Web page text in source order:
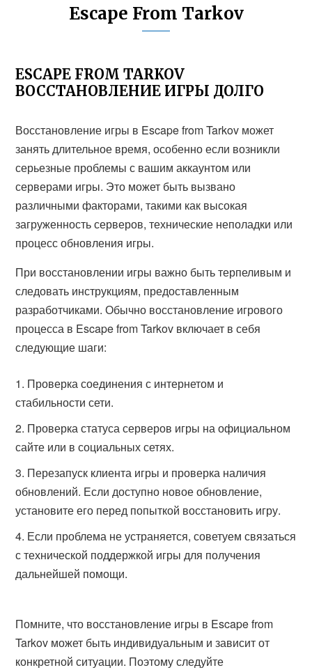
Escape From Tarkov
ESCAPE FROM TARKOV
ВОССТАНОВЛЕНИЕ ИГРЫ ДОЛГО
Восстановление игры в Escape from Tarkov может
занять длительное время, особенно если возникли
серьезные проблемы с вашим аккаунтом или
серверами игры. Это может быть вызвано
различными факторами, такими как высокая
загруженность серверов, технические неполадки или
процесс обновления игры.
При восстановлении игры важно быть терпеливым и
следовать инструкциям, предоставленным
разработчиками. Обычно восстановление игрового
процесса в Escape from Tarkov включает в себя
следующие шаги:
Проверка соединения с интернетом и
стабильности сети.
Проверка статуса серверов игры на официальном
сайте или в социальных сетях.
Перезапуск клиента игры и проверка наличия
обновлений. Если доступно новое обновление,
установите его перед попыткой восстановить игру.
Если проблема не устраняется, советуем связаться
с технической поддержкой игры для получения
дальнейшей помощи.
Помните, что восстановление игры в Escape from
Tarkov может быть индивидуальным и зависит от
конкретной ситуации. Поэтому следуйте